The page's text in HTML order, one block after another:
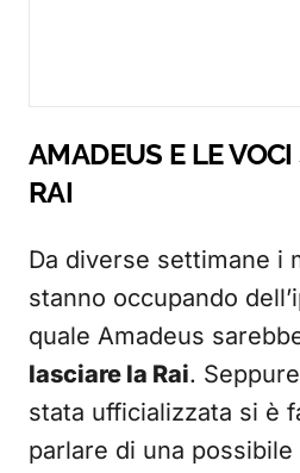
AMADEUS E LE VOCI
RAI
Da diverse settimane i
stanno occupando
quale Amadeus
lasciare la Rai.
stata ufficializzata si è
parlare di una